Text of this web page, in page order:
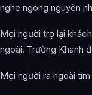
nghe ngóng nguyên
Mọi người trọ lại
ngoài. Trường Khanh
Mọi người ra ngoài